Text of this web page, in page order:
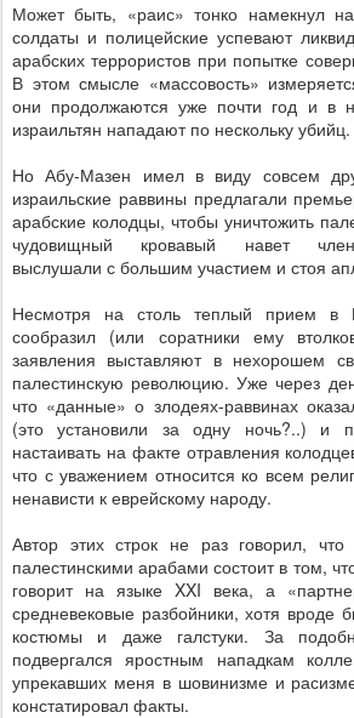
Может быть, «раис» тонко намекнул
солдаты и полицейские успевают
арабских террористов при попытке
В этом смысле «массовость»
они продолжаются уже почти год и в
израильтян нападают по нескольку убийц.
Но Абу-Мазен имел в виду совсем
израильские раввины предлагали
арабские колодцы, чтобы уничтожить
чудовищный кровавый навет
выслушали с большим участием и стоя
Несмотря на столь теплый прием в
сообразил (или соратники ему
заявления выставляют в нехорошем
палестинскую революцию. Уже через
что «данные» о злодеях-раввинах
(это установили за одну ночь?..) и
настаивать на факте отравления
что с уважением относится ко всем
ненависти к еврейскому народу.
Автор этих строк не раз говорил,
палестинскими арабами состоит в том,
говорит на языке XXI века, а
средневековые разбойники, хотя вроде
костюмы и даже галстуки. За
подвергался яростным нападкам
упрекавших меня в шовинизме и
констатировал факты.